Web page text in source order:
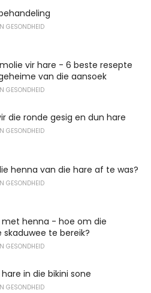
GESONDHEID
vir hare - 6 beste resepte
van die aansoek
GESONDHEID
die ronde gesig en dun hare
GESONDHEID
henna van die hare af te was?
GESONDHEID
met henna - hoe om die
skaduwee te bereik?
GESONDHEID
in die bikini sone
GESONDHEID